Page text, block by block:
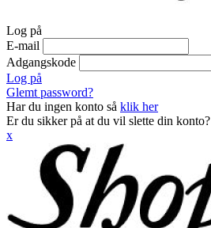
Log på
E-mail
Adgangskode
Log på
Glemt password?
Har du ingen konto så klik her
Er du sikker på at du vil slette din konto?
x